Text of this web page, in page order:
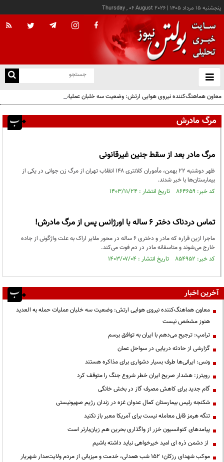
پنجشنبه ۱۵ مرداد ۱۴۰۵ |
Thursday , 06 August 2026
باز
و
معاون هماهنگ‌کننده نیروی هوایی ارتش: وضعیت سه خلبان عملیات حمله به العدید هنوز
مشخص نیست
مرگ مادرش
مرگ مادر بعد از سقط جنین غیرقانونی
ظهر دوشنبه ۲۲ بهمن، مأموران کلانتری ۱۴۸ انقلاب تهران از مرگ زن جوانی در یکی از
بیمارستان‌ها با خبر شدند.
کد خبر: ۸۶۴۶۵۹ تاریخ انتشار : ۱۴۰۳/۱۱/۲۴
تماس دردناک دختر 6 ساله با اورژانس پس از مرگ مادرش!
ماجرا ازین قراره که مادر و دختری ۶ ساله در محور ملایر اراک به علت واژگونی از جاده
خارج می‌شوند و متاسفانه مادر در دم فوت می‌کند.
کد خبر: ۸۵۴۹۵۲ تاریخ انتشار : ۱۴۰۳/۰۷/۰۴
آخرین اخبار
معاون هماهنگ‌کننده نیروی هوایی ارتش: وضعیت سه خلبان عملیات حمله به العدید
هنوز مشخص نیست
ترامپ: ترجیح می‌دهم با ایران به توافق برسم
گزارشی از حادثه دریایی در سواحل عمان
ونس: ایرانی‌ها طرف بسیار دشواری برای مذاکره هستند
رویترز: هشدار صریح ایران خطر شروع جنگ را متوقف کرد
گام جدید برای کاهش مصرف گاز در بخش خانگی
شکنجه رئیس بیمارستان کمال عدوان غزه در زندان رژیم صهیونیستی
تنگه هرمز قابل معامله نیست برای آمریکا معبر باز نکنید
پیامدهای کنوانسیون خزر از واگذاری بحرین هم زیان‌بارتر است
از دشمن ذره ای امید خیرخواهی نباید داشته باشیم
موکب شهدای رزکان؛ ۱۵۲ شب همدلی، خدمت و میزبانی از مردم ولایت‌مدار شهریار